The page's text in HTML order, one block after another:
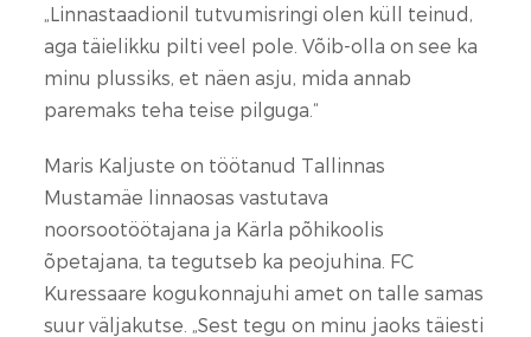
„Linnastaadionil tutvumisringi olen küll teinud,
aga täielikku pilti veel pole. Võib-olla on see ka
minu plussiks, et näen asju, mida annab
paremaks teha teise pilguga.“
Maris Kaljuste on töötanud Tallinnas
Mustamäe linnaosas vastutava
noorsootöötajana ja Kärla põhikoolis
õpetajana, ta tegutseb ka peojuhina. FC
Kuressaare kogukonnajuhi amet on talle samas
suur väljakutse. „Sest tegu on minu jaoks täiesti